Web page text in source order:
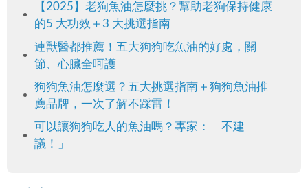
【2025】老狗魚油怎麼挑？幫助老狗保持健康
的5 大功效＋3 大挑選指南
連獸醫都推薦！五大狗狗吃魚油的好處，關
節、心臟全呵護
狗狗魚油怎麼選？五大挑選指南＋狗狗魚油推
薦品牌，一次了解不踩雷！
可以讓狗狗吃人的魚油嗎？專家：「不建
議！」